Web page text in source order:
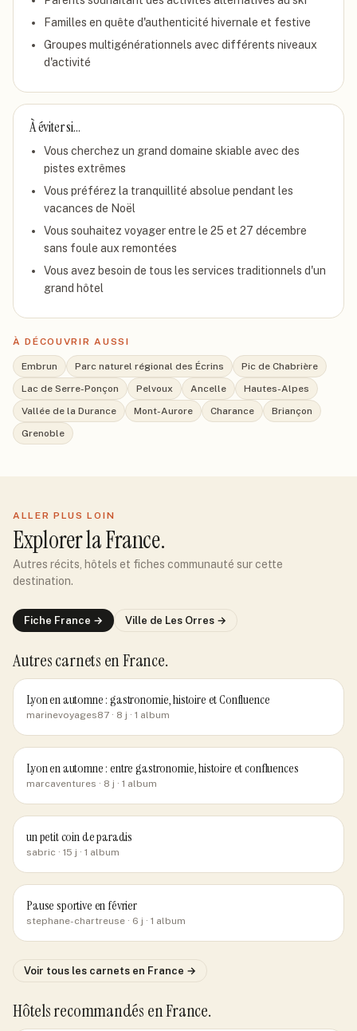
Familles en quête d'authenticité hivernale et festive
Groupes multigénérationnels avec différents niveaux
d'activité
À éviter si…
Vous cherchez un grand domaine skiable avec des
pistes extrêmes
Vous préférez la tranquillité absolue pendant les
vacances de Noël
Vous souhaitez voyager entre le 25 et 27 décembre
sans foule aux remontées
Vous avez besoin de tous les services traditionnels d'un
grand hôtel
À DÉCOUVRIR AUSSI
Embrun Parc naturel régional des Écrins
Pic de Chabrière
Lac de Serre-Ponçon
Pelvoux Ancelle
Hautes-Alpes
Vallée de la Durance
Mont-Aurore Charance
Briançon
Grenoble
ALLER PLUS LOIN
Explorerla France.
Autres récits, hôtels et fiches communauté sur cette
destination.
Fiche France → Ville de Les Orres →
Autres carnets en France.
Lyon en automne : gastronomie, histoire et Confluence
marinevoyages87 · 8 j · 1 album
Lyon en automne : entre gastronomie, histoire et confluences
marcaventures · 8 j · 1 album
un petit coin de paradis
sabric · 15 j · 1 album
Pause sportive en février
stephane-chartreuse · 6 j · 1 album
Voir tous les carnets en France →
Hôtels recommandés en France.